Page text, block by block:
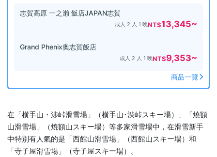
志賀高原 一之瀨 飯店JAPAN志賀
成人 2 人 1 晚NT$13,345~
Grand Phenix奧志賀飯店
成人 2 人 1 晚NT$9,353~
商品一覽
在「横手山・涉峠滑雪場」（横手山･渋峠スキー場）、「燒額
山滑雪場」（焼額山スキー場）等多家滑雪場中，在滑雪新手
中特別有人氣的是「西館山滑雪場」（西館山スキー場）和
「寺子屋滑雪場」（寺子屋スキー場）。